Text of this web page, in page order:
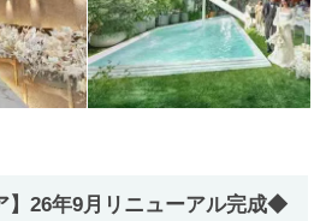
】26年9月リニューアル完成◆